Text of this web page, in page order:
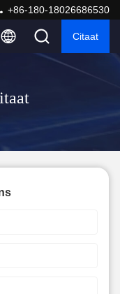
+86-180-18026686530
Citaat